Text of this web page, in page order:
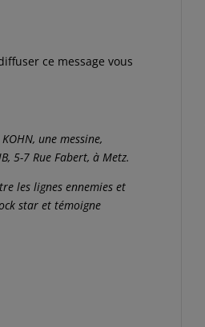
ce message vous
une messine,
5-7 Rue Fabert, à Metz.
les lignes ennemies et
star et témoigne